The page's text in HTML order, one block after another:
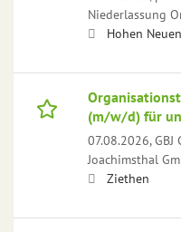
Niederlassung
Hohen
(m/w/d) für
07.08.2026,
Joachimsthal
Ziethen